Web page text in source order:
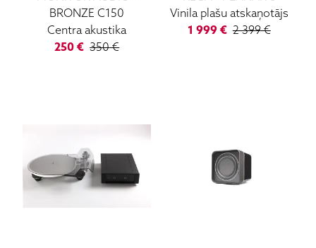
BRONZE C150
Centra akustika
250 € 350€
Vinila plašu atskaņotājs
1 999€ 2 399€